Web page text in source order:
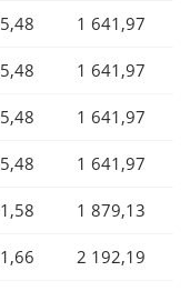
1 641,97
1 641,97
1 641,97
1 641,97
1 879,13
2 192,19